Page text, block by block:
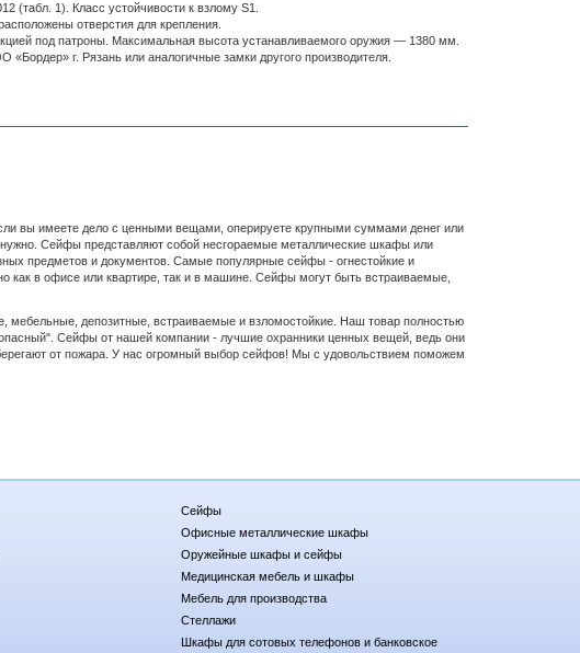
1). Класс устойчивости к взлому S1.
отверстия для крепления.
под патроны. Максимальная высота устанавливаемого оружия — 1380 мм.
г. Рязань или аналогичные замки другого производителя.
имеете дело с ценными вещами, оперируете крупными суммами денег или
Сейфы представляют собой несгораемые металлические шкафы или
предметов и документов. Самые популярные сейфы - огнестойкие и
как в офисе или квартире, так и в машине. Сейфы могут быть встраиваемые,
депозитные, встраиваемые и взломостойкие. Наш товар полностью
Сейфы от нашей компании - лучшие охранники ценных вещей, ведь они
от пожара. У нас огромный выбор сейфов! Мы с удовольствием поможем
Сейфы
Офисные металлические шкафы
Оружейные шкафы и сейфы
Медицинская мебель и шкафы
Мебель для производства
Стеллажи
Шкафы для сотовых телефонов и банковское